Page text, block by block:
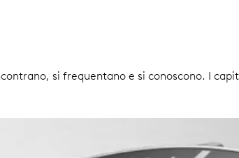
si frequentano e si conoscono. I